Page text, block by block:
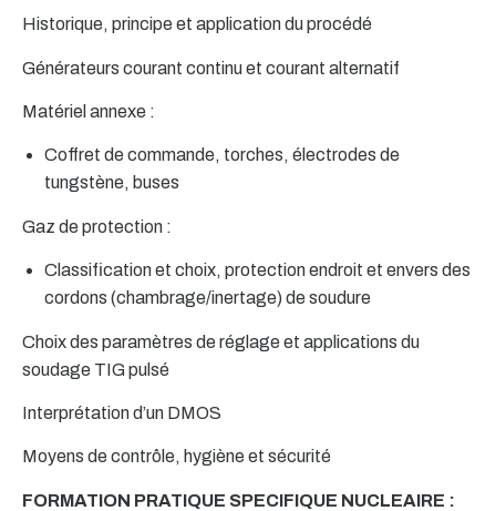
Historique, principe et application du procédé
Générateurs courant continu et courant alternatif
Matériel annexe :
Coffret de commande, torches, électrodes de
tungstène, buses
Gaz de protection :
Classification et choix, protection endroit et envers des
cordons (chambrage/inertage) de soudure
Choix des paramètres de réglage et applications du
soudage TIG pulsé
Interprétation d’un DMOS
Moyens de contrôle, hygiène et sécurité
FORMATION PRATIQUE SPECIFIQUE NUCLEAIRE :